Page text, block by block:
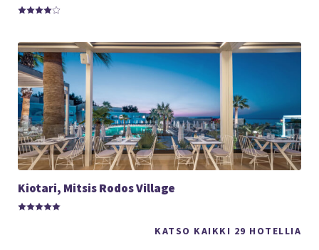
KATSO KAIKKI 29 HOTELLIA
Kiotari, Mitsis Rodos Village